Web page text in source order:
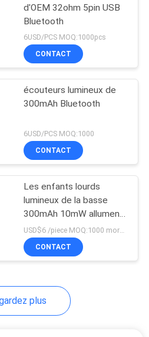
d'OEM 32ohm 5pin USB
Bluetooth
6USD/PCS MOQ:1000pcs
CONTACT
écouteurs lumineux de
300mAh Bluetooth
6USD/PCS MOQ:1000
CONTACT
Les enfants lourds
lumineux de la basse
300mAh 10mW allument
des écouteurs
CONTACT
plus